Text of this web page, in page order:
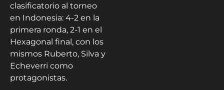
clasificatorio al torneo
en Indonesia: 4-2 en la
primera ronda, 2-1 en el
Hexagonal final, con los
mismos Ruberto, Silva y
Echeverri como
protagonistas.